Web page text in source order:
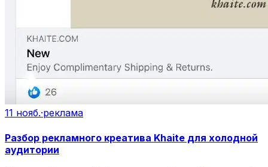
11 нояб.·реклама
Разбор рекламного креатива Khaite для холодной
аудитории